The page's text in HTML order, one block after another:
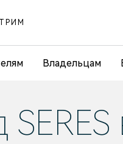
Владельцам